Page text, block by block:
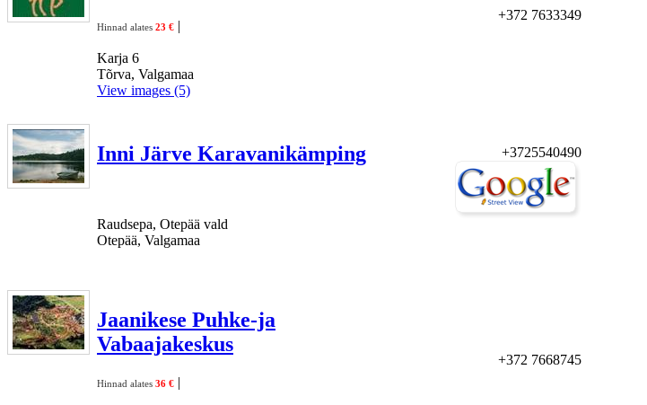
Hinnad alates 23 € |
Karja 6
Tõrva, Valgamaa
+372 7633349
View images (5)
Inni Järve Karavanikämping
Raudsepa, Otepää vald
Otepää, Valgamaa
+3725540490
Jaanikese Puhke-ja
Vabaajakeskus
Hinnad alates 36 € |
+372 7668745